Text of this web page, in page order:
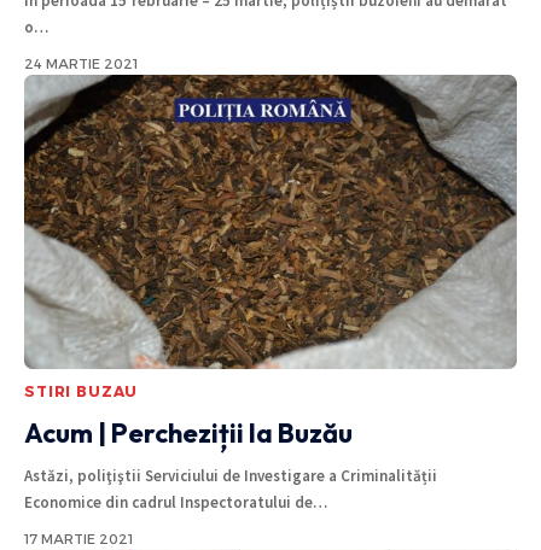
o…
24 MARTIE 2021
STIRI BUZAU
Acum | Percheziții la Buzău
Astăzi, poliţiştii Serviciului de Investigare a Criminalității
Economice din cadrul Inspectoratului de…
17 MARTIE 2021